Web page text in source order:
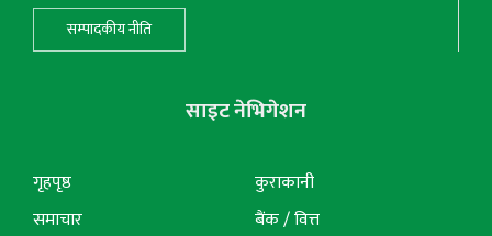
सम्पादकीय नीति
साइट नेभिगेशन
गृहपृष्ठ
समाचार
कुराकानी
बैंक / वित्त